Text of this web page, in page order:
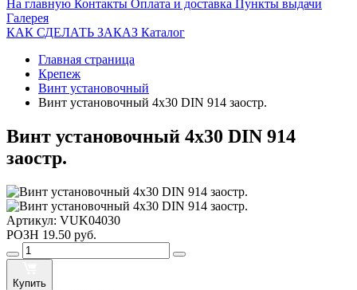
На главную Контакты Оплата и доставка Пункты выдачи
Галерея
КАК СДЕЛАТЬ ЗАКАЗ Каталог
Главная страница
Крепеж
Винт установочный
Винт установочный 4х30 DIN 914 заостр.
Винт установочный 4х30 DIN 914
заостр.
Артикул: VUK04030
РОЗН 19.50 руб.
Купить